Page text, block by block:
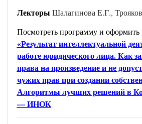
Лекторы Шалагинова Е.Г.,
Посмотреть программу и оформить
«Результат интеллектуальной
работе юридического лица. Как
права на произведение и не
чужих прав при создании
Алгоритмы лучших решений в
— ИНОК